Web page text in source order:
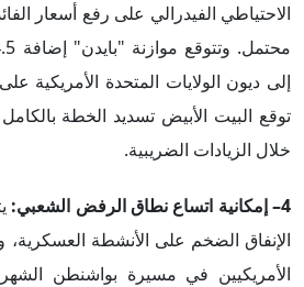
الاحتياطي الفيدرالي على رفع أسعار
إلى ديون الولايات المتحدة الأمريكية
خلال الزيادات الضريبية.
4– إمكانية اتساع نطاق الرفض الشعبي:
الإنفاق الضخم على الأنشطة
الأمريكيين في مسيرة بواشنطن